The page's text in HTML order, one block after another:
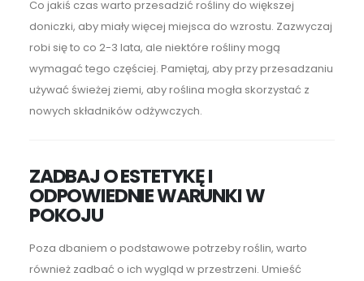
Co jakiś czas warto przesadzić rośliny do większej
doniczki, aby miały więcej miejsca do wzrostu. Zazwyczaj
robi się to co 2-3 lata, ale niektóre rośliny mogą
wymagać tego częściej. Pamiętaj, aby przy przesadzaniu
używać świeżej ziemi, aby roślina mogła skorzystać z
nowych składników odżywczych.
ZADBAJ O ESTETYKĘ I
ODPOWIEDNIE WARUNKI W
POKOJU
Poza dbaniem o podstawowe potrzeby roślin, warto
również zadbać o ich wygląd w przestrzeni. Umieść